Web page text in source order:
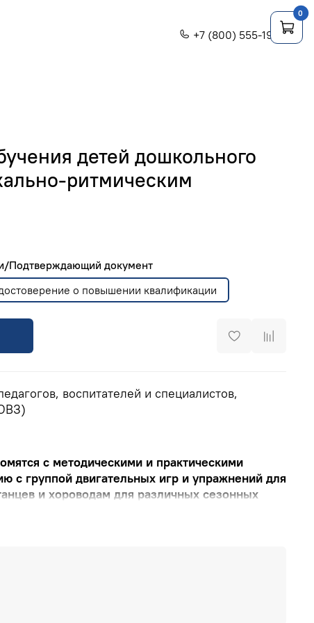
+7 (800) 555-1956
детей дошкольного
ритмическим
Подтверждающий документ
о повышении квалификации
воспитателей и специалистов,
с методическими и практическими
с группой двигательных игр и упражнений для
и хороводам для различных сезонных
0